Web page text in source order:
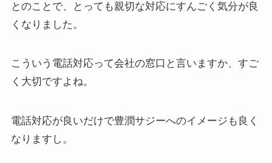
とのことで、とっても親切な対応にすんごく気分が良
くなりました。
こういう電話対応って会社の窓口と言いますか、すご
く大切ですよね。
電話対応が良いだけで豊潤サジーへのイメージも良く
なりますし。